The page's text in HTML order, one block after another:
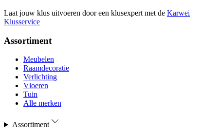
Laat jouw klus uitvoeren door een klusexpert met de Karwei
Klusservice
Assortiment
Meubelen
Raamdecoratie
Verlichting
Vloeren
Tuin
Alle merken
Assortiment